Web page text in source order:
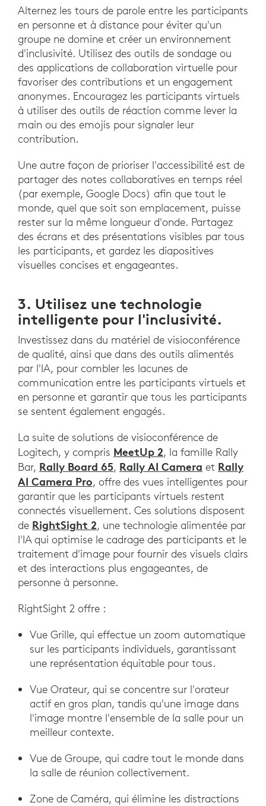
Alternez les tours de parole entre les participants
en personne et à distance pour éviter qu'un
groupe ne domine et créer un environnement
d'inclusivité. Utilisez des outils de sondage ou
des applications de collaboration virtuelle pour
favoriser des contributions et un engagement
anonymes. Encouragez les participants virtuels
à utiliser des outils de réaction comme lever la
main ou des emojis pour signaler leur
contribution.
Une autre façon de prioriser l'accessibilité est de
partager des notes collaboratives en temps réel
(par exemple, Google Docs) afin que tout le
monde, quel que soit son emplacement, puisse
rester sur la même longueur d'onde. Partagez
des écrans et des présentations visibles par tous
les participants, et gardez les diapositives
visuelles concises et engageantes.
3. Utilisez une technologie
intelligente pour l'inclusivité.
Investissez dans du matériel de visioconférence
de qualité, ainsi que dans des outils alimentés
par l'IA, pour combler les lacunes de
communication entre les participants virtuels et
en personne et garantir que tous les participants
se sentent également engagés.
La suite de solutions de visioconférence de
Logitech, y compris MeetUp 2, la famille Rally
Bar, Rally Board 65, Rally AI Camera et Rally
AI Camera Pro, offre des vues intelligentes pour
garantir que les participants virtuels restent
connectés visuellement. Ces solutions disposent
de RightSight 2, une technologie alimentée par
l'IA qui optimise le cadrage des participants et le
traitement d'image pour fournir des visuels clairs
et des interactions plus engageantes, de
personne à personne.
RightSight 2 offre :
Vue Grille, qui effectue un zoom automatique
sur les participants individuels, garantissant
une représentation équitable pour tous.
Vue Orateur, qui se concentre sur l'orateur
actif en gros plan, tandis qu'une image dans
l'image montre l'ensemble de la salle pour un
meilleur contexte.
Vue de Groupe, qui cadre tout le monde dans
la salle de réunion collectivement.
Zone de Caméra, qui élimine les distractions